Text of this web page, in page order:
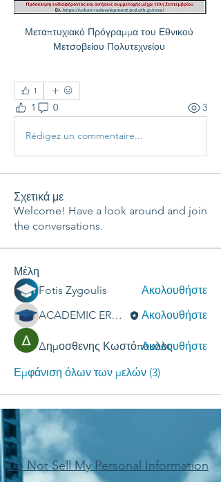
Μεταπτυχιακό Πρόγραμμα του Εθνικού
Μετσοβείου Πολυτεχνείου
1
1 0 3
Rédigez un commentaire...
Σχετικά με
Welcome! Have a look around and join
the conversations.
Μέλη
Fotis Zygoulis
Ακολουθήστε
ACADEMIC ERGASIES
Ακολουθήστε
Δημοσθενης ΚωστόπουλοςΑκολουθήστε
Εμφάνιση όλων των μελών (3)
Do Not Sell My Personal Information